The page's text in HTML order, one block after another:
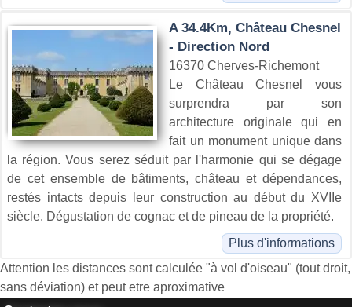
A 34.4Km, Château Chesnel
- Direction Nord
16370 Cherves-Richemont
Le Château Chesnel vous
surprendra par son
architecture originale qui en
fait un monument unique dans
la région. Vous serez séduit par l'harmonie qui se dégage
de cet ensemble de bâtiments, château et dépendances,
restés intacts depuis leur construction au début du XVIIe
siècle. Dégustation de cognac et de pineau de la propriété.
Plus d'informations
Attention les distances sont calculée "à vol d'oiseau" (tout droit,
sans déviation) et peut etre aproximative